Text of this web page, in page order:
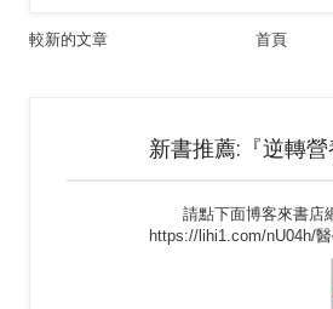
較新的文章 首頁
新書推薦:『逆轉營
請點下面博客來書店
https://lihi1.com/nU04h/